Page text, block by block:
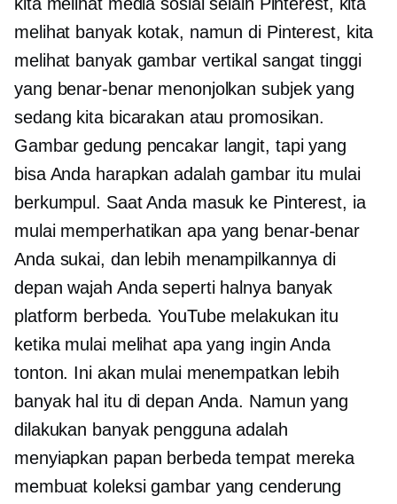
melihat banyak kotak, namun di Pinterest, kita
melihat banyak gambar vertikal sangat tinggi
yang benar-benar menonjolkan subjek yang
sedang kita bicarakan atau promosikan.
Gambar gedung pencakar langit, tapi yang
bisa Anda harapkan adalah gambar itu mulai
berkumpul. Saat Anda masuk ke Pinterest, ia
mulai memperhatikan apa yang benar-benar
Anda sukai, dan lebih menampilkannya di
depan wajah Anda seperti halnya banyak
platform berbeda. YouTube melakukan itu
ketika mulai melihat apa yang ingin Anda
tonton. Ini akan mulai menempatkan lebih
banyak hal itu di depan Anda. Namun yang
dilakukan banyak pengguna adalah
menyiapkan papan berbeda tempat mereka
membuat koleksi gambar yang cenderung